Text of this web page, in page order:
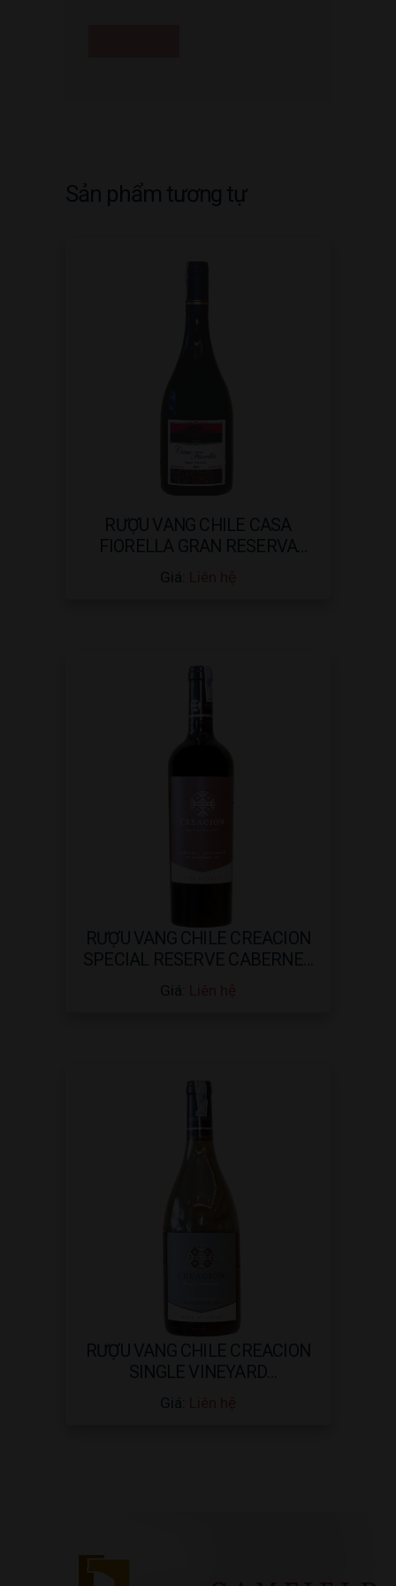
Sản phẩm tương tự
RƯỢU VANG CHILE CASA
FIORELLA GRAN RESERVA
SYRAH – 750ML
Giá:
RƯỢU VANG CHILE CREACION
SPECIAL RESERVE CABERNET
SAUVIGNON 2017 – 750ML
Giá:
RƯỢU VANG CHILE CREACION
SINGLE VINEYARD
CHARDONNAY 2015 – 750ML
Giá: